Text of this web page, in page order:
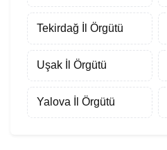
Tekirdağ İl Örgütü
Uşak İl Örgütü
Yalova İl Örgütü